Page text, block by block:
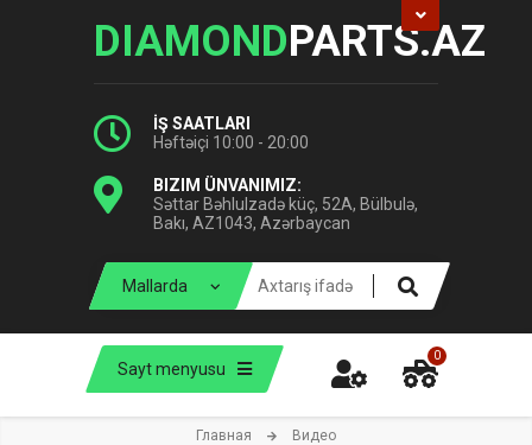
DIAMONDPARTS.AZ
İŞ SAATLARI
Həftəiçi 10:00 - 20:00
BIZIM ÜNVANIMIZ:
Səttar Bəhlulzadə küç, 52A, Bülbulə,
Bakı, AZ1043, Azərbaycan
Sayt menyusu
0
Главная Видео